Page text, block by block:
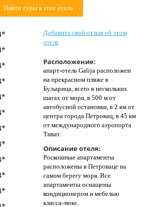
Найти туры в этот отель
Добавить свой отзыв об этом
отеле
Расположение:
апарт-отель Galija расположен
на прекрасном пляже в
Буљарица, всего в нескольких
шагах от моря, в 500 м от
автобусной остановки, в 2 км от
центра города Петровац, в 45 км
от международного аэропорта
Тиват.
Описание отеля:
Роскошные апартаменты
расположены в Петроваце на
самом берегу моря. Все
апартаменты оснащены
кондиционером и мебелью
класса-люкс.